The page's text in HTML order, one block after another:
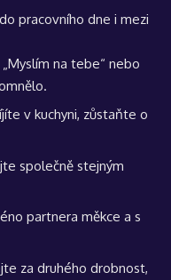
pracovního dne i mezi
na tebe“ nebo
v kuchyni, zůstaňte o
společně stejným
partnera měkce a s
za druhého drobnost,